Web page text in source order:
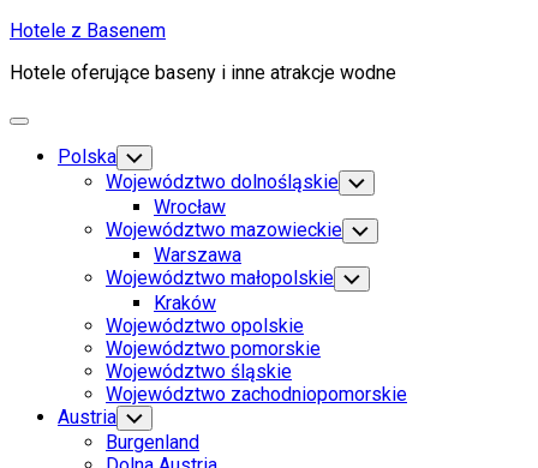
Skip
content
Hotele z Basenem
Hotele oferujące baseny i inne atrakcje wodne
Expand
Polska Toggle
Child
Menu
Województwo dolnośląskie Toggle
Child
Menu
Wrocław
Województwo mazowieckie Toggle
Child
Menu
Warszawa
Województwo małopolskie Toggle
Child
Kraków
Województwo opolskie
Województwo pomorskie
Województwo śląskie
Województwo zachodniopomorskie
Austria Toggle
Child
Menu
Burgenland